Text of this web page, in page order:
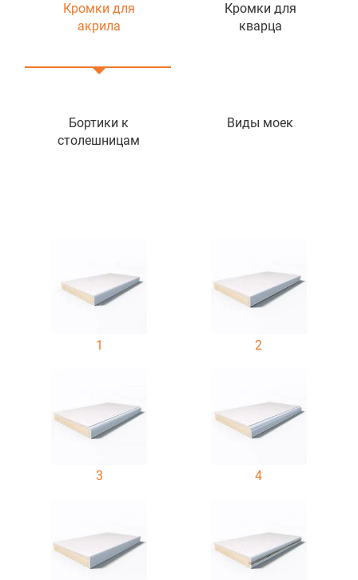
Кромки для
акрила
Кромки для
кварца
Бортики к
столешницам
Виды моек
1 2
3 4